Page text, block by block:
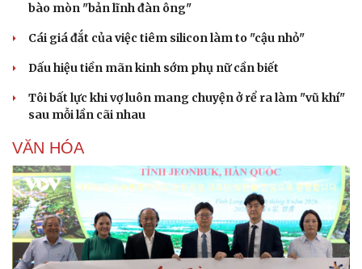
bào mòn "bản lĩnh đàn ông"
Cái giá đắt của việc tiêm silicon làm to "cậu nhỏ"
Dấu hiệu tiền mãn kinh sớm phụ nữ cần biết
Tôi bất lực khi vợ luôn mang chuyện ở rể ra làm "vũ khí"
sau mỗi lần cãi nhau
VĂN HÓA